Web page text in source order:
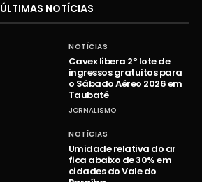
ÚLTIMAS NOTÍCIAS
NOTÍCIAS
Cavex libera 2º lote de
ingressos gratuitos para
o Sábado Aéreo 2026 em
Taubaté
JORNALISMO
NOTÍCIAS
Umidade relativa do ar
fica abaixo de 30% em
cidades do Vale do
VÍDEOS